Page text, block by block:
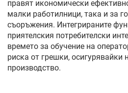
правят икономически
малки работилници, така и за
съоръжения. Интегрираните
приятелския потребителски
времето за обучение на
риска от грешки,
производство.